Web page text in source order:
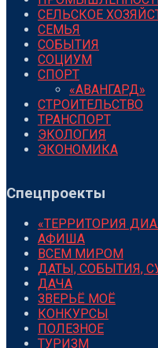
СЕЛЬСКОЕ
СЕМЬЯ
СОБЫТИЯ
СОЦИУМ
СПОРТ
«АВАНГАРД»
СТРОИТЕЛЬСТВО
ТРАНСПОРТ
ЭКОЛОГИЯ
ЭКОНОМИКА
Спецпроекты
«ТЕРРИТОРИЯ
АФИША
ВСЕМ МИРОМ
ДАТЫ, СОБЫТИЯ,
ДАЧА
ЗВЕРЬЁ МОЁ
КОНКУРСЫ
ПОЛЕЗНОЕ
ТУРИЗМ